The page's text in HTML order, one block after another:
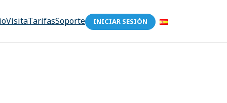
VisitaTarifasSoporte INICIAR SESIÓN